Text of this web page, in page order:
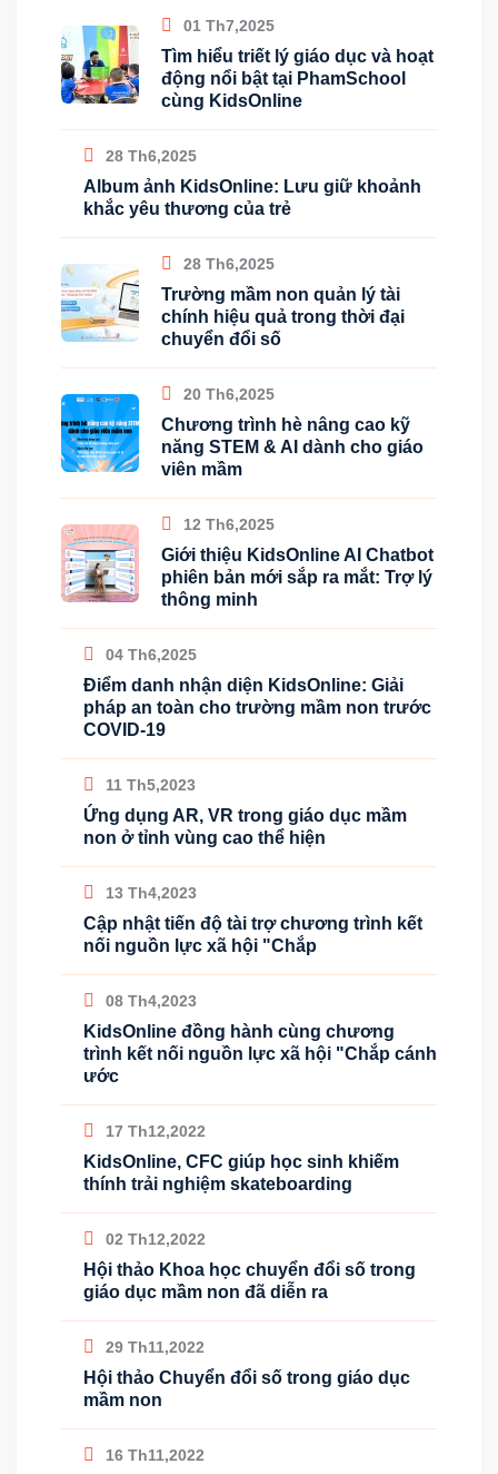
01 Th7,2025
Tìm hiểu triết lý giáo dục và hoạt
động nổi bật tại PhamSchool
cùng KidsOnline
28 Th6,2025
Album ảnh KidsOnline: Lưu giữ khoảnh
khắc yêu thương của trẻ
28 Th6,2025
Trường mầm non quản lý tài
chính hiệu quả trong thời đại
chuyển đổi số
20 Th6,2025
Chương trình hè nâng cao kỹ
năng STEM & AI dành cho giáo
viên mầm
12 Th6,2025
Giới thiệu KidsOnline AI Chatbot
phiên bản mới sắp ra mắt: Trợ lý
thông minh
04 Th6,2025
Điểm danh nhận diện KidsOnline: Giải
pháp an toàn cho trường mầm non trước
COVID-19
11 Th5,2023
Ứng dụng AR, VR trong giáo dục mầm
non ở tỉnh vùng cao thể hiện
13 Th4,2023
Cập nhật tiến độ tài trợ chương trình kết
nối nguồn lực xã hội "Chắp
08 Th4,2023
KidsOnline đồng hành cùng chương
trình kết nối nguồn lực xã hội "Chắp cánh
ước
17 Th12,2022
KidsOnline, CFC giúp học sinh khiếm
thính trải nghiệm skateboarding
02 Th12,2022
Hội thảo Khoa học chuyển đổi số trong
giáo dục mầm non đã diễn ra
29 Th11,2022
Hội thảo Chuyển đổi số trong giáo dục
mầm non
16 Th11,2022